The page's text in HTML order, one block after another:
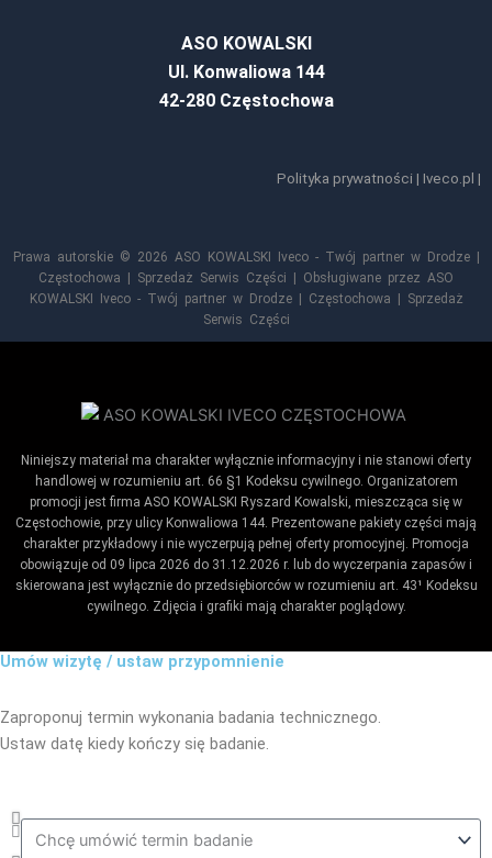
ASO KOWALSKI
Ul. Konwaliowa 144
42-280 Częstochowa
Polityka prywatności | Iveco.pl |
Prawa autorskie © 2026 ASO KOWALSKI Iveco - Twój partner w Drodze |
Częstochowa | Sprzedaż Serwis Części | Obsługiwane przez ASO
KOWALSKI Iveco - Twój partner w Drodze | Częstochowa | Sprzedaż
Serwis Części
Niniejszy materiał ma charakter wyłącznie informacyjny i nie stanowi oferty
handlowej w rozumieniu art. 66 §1 Kodeksu cywilnego. Organizatorem
promocji jest firma ASO KOWALSKI Ryszard Kowalski, mieszcząca się w
Częstochowie, przy ulicy Konwaliowa 144. Prezentowane pakiety części mają
charakter przykładowy i nie wyczerpują pełnej oferty promocyjnej. Promocja
obowiązuje od 09 lipca 2026 do 31.12.2026 r. lub do wyczerpania zapasów i
skierowana jest wyłącznie do przedsiębiorców w rozumieniu art. 43¹ Kodeksu
cywilnego. Zdjęcia i grafiki mają charakter poglądowy.
Umów wizytę / ustaw przypomnienie
Zaproponuj termin wykonania badania technicznego.
Ustaw datę kiedy kończy się badanie.
Co_zrobic